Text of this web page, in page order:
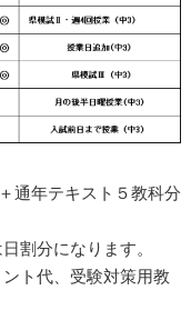
通年テキスト５教科分
割分になります。
ト代、受験対策用教